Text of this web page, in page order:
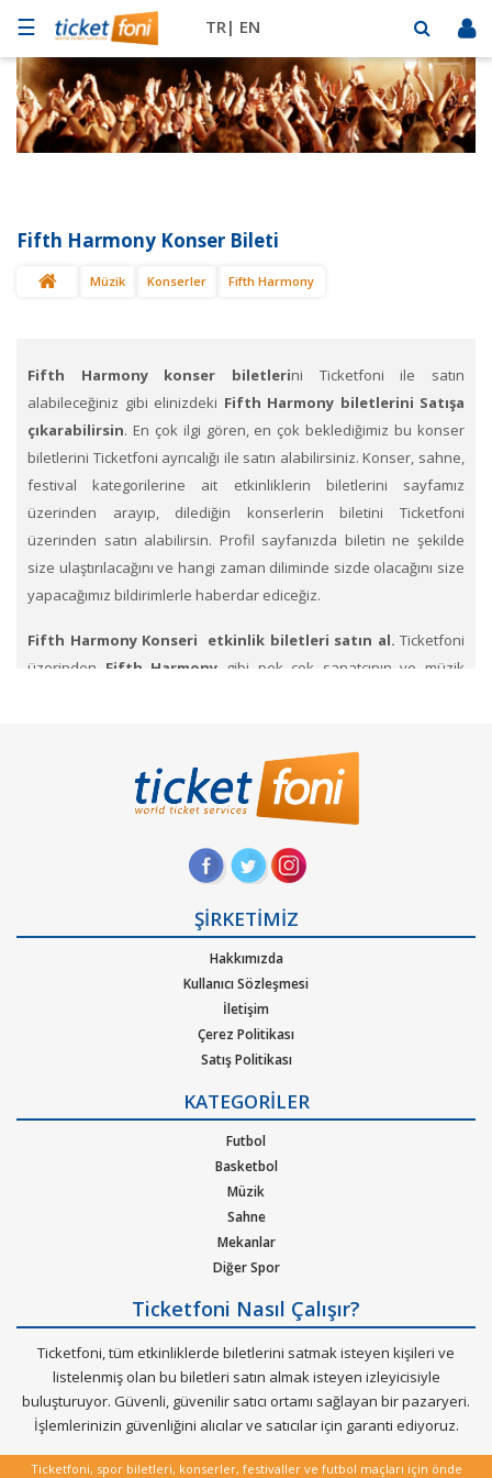
☰ TR| EN
Futbol
Basketbol
Mekanlar
Diğer
SAT
Fifth Harmony Konser Bileti
Müzik Konserler Fifth Harmony
Fifth Harmony konser biletlerini Ticketfoni ile satın
alabileceğiniz gibi elinizdeki Fifth Harmony biletlerini Satışa
çıkarabilirsin. En çok ilgi gören, en çok beklediğimiz bu konser
biletlerini Ticketfoni ayrıcalığı ile satın alabilirsiniz. Konser, sahne,
festival kategorilerine ait etkinliklerin biletlerini sayfamız
üzerinden arayıp, dilediğin konserlerin biletini Ticketfoni
üzerinden satın alabilirsin. Profil sayfanızda biletin ne şekilde
size ulaştırılacağını ve hangi zaman diliminde sizde olacağını size
yapacağımız bildirimlerle haberdar ediceğiz.
Fifth Harmony Konseri etkinlik biletleri satın al. Ticketfoni
üzerinden Fifth Harmony gibi pek çok sanatçının ve müzik
üzerinden Fifth Harmony konser bileti satın almak
Ticketfoni'ye üye olunuz. Bilet seçiminizi yapınız. (Katılmak
istediğiniz etkinlik ya da etkinliklere ait siteye optimize edilmiş
yapınız.) Size sunulan güvenli Ödeme adımına geçiniz. Artık
Hangi müzik türlerinde Ticketfoniden bilet bulup
. Müzik türlerinden Alternatif, Dans – Elektronik
pop, rock, blues, New Age, caz, klasik, Latin Tango ska, reggae,
metal, hip-hop ya da r&b gibi pek çok müzik türleri için
oluşturulan etkinliklere bilet bulabilirsiniz. Elinizdeki
gidemeyeceğiniz konserlerin biletlerini de satabileceğiniz çok
özel bir hizmeti Ticketfoni sizler için sunuyor.
Dünya çapında en çok dinlenen, dünyada en çok konser veren
sanatçıların soluksuz konser turneleriyle biletleri günler
öncesinden tükenen etkinliklerin biletlerini Ticketfoni
güvencesiyle satın alabilirisiniz.
ŞİRKETİMİZ
Hakkımızda
Kullanıcı Sözleşmesi
İletişim
Çerez Politikası
Satış Politikası
Kurumsal Ağırlama
Nasıl Çalışır
Bilet Tipi ve Teslimat
Üyelik Doğrulama
Sık Sorulan Sorular
KATEGORİLER
Futbol
Basketbol
Müzik
Sahne
Mekanlar
Diğer Spor
Ticketfoni Nasıl Çalışır?
Ticketfoni, tüm etkinliklerde biletlerini satmak isteyen kişileri ve
listelenmiş olan bu biletleri satın almak isteyen izleyicisiyle
buluşturuyor. Güvenli, güvenilir satıcı ortamı sağlayan bir pazaryeri.
İşlemlerinizin güvenliğini alıcılar ve satıcılar için garanti ediyoruz.
Ticketfoni, spor biletleri, konserler, festivaller ve futbol maçları için önde